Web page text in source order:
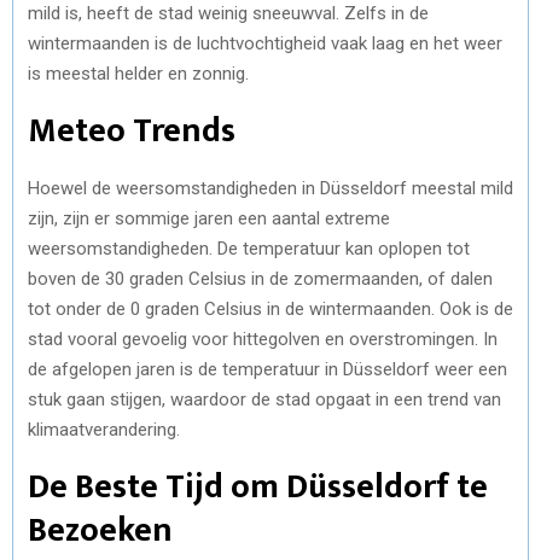
mild is, heeft de stad weinig sneeuwval. Zelfs in de
wintermaanden is de luchtvochtigheid vaak laag en het weer
is meestal helder en zonnig.
Meteo Trends
Hoewel de weersomstandigheden in Düsseldorf meestal mild
zijn, zijn er sommige jaren een aantal extreme
weersomstandigheden. De temperatuur kan oplopen tot
boven de 30 graden Celsius in de zomermaanden, of dalen
tot onder de 0 graden Celsius in de wintermaanden. Ook is de
stad vooral gevoelig voor hittegolven en overstromingen. In
de afgelopen jaren is de temperatuur in Düsseldorf weer een
stuk gaan stijgen, waardoor de stad opgaat in een trend van
klimaatverandering.
De Beste Tijd om Düsseldorf te
Bezoeken